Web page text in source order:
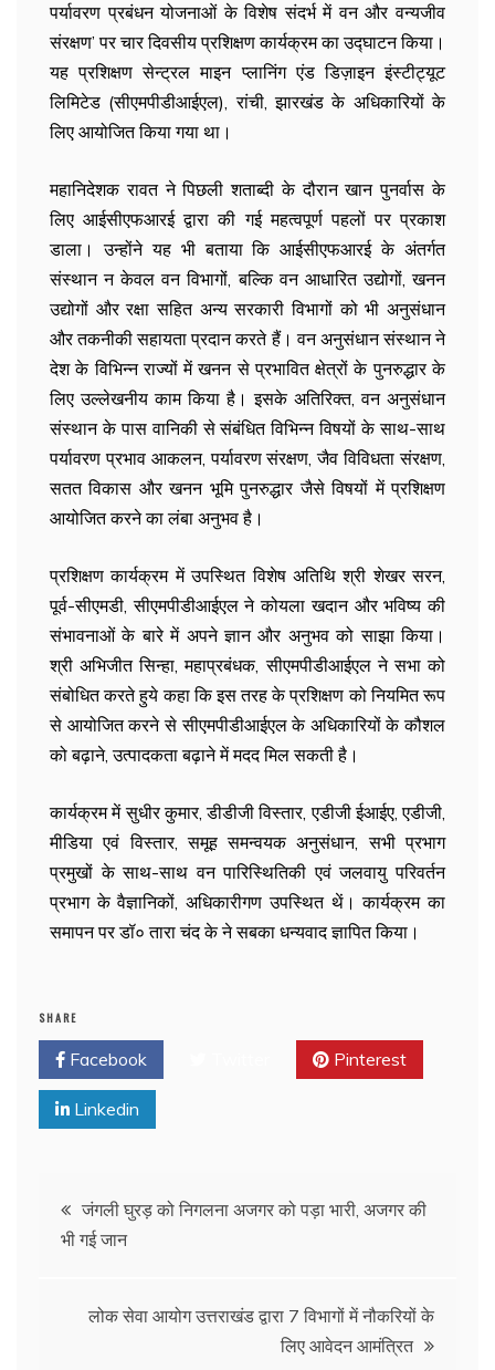
पर्यावरण प्रबंधन योजनाओं के विशेष संदर्भ में वन और वन्यजीव
संरक्षण’ पर चार दिवसीय प्रशिक्षण कार्यक्रम का उद्घाटन किया।
यह प्रशिक्षण सेन्ट्रल माइन प्लानिंग एंड डिज़ाइन इंस्टीट्यूट
लिमिटेड (सीएमपीडीआईएल), रांची, झारखंड के अधिकारियों के
लिए आयोजित किया गया था।
महानिदेशक रावत ने पिछली शताब्दी के दौरान खान पुनर्वास के
लिए आईसीएफआरई द्वारा की गई महत्वपूर्ण पहलों पर प्रकाश
डाला। उन्होंने यह भी बताया कि आईसीएफआरई के अंतर्गत
संस्थान न केवल वन विभागों, बल्कि वन आधारित उद्योगों, खनन
उद्योगों और रक्षा सहित अन्य सरकारी विभागों को भी अनुसंधान
और तकनीकी सहायता प्रदान करते हैं। वन अनुसंधान संस्थान ने
देश के विभिन्न राज्यों में खनन से प्रभावित क्षेत्रों के पुनरुद्धार के
लिए उल्लेखनीय काम किया है। इसके अतिरिक्त, वन अनुसंधान
संस्थान के पास वानिकी से संबंधित विभिन्न विषयों के साथ-साथ
पर्यावरण प्रभाव आकलन, पर्यावरण संरक्षण, जैव विविधता संरक्षण,
सतत विकास और खनन भूमि पुनरुद्धार जैसे विषयों में प्रशिक्षण
आयोजित करने का लंबा अनुभव है।
प्रशिक्षण कार्यक्रम में उपस्थित विशेष अतिथि श्री शेखर सरन,
पूर्व-सीएमडी, सीएमपीडीआईएल ने कोयला खदान और भविष्य की
संभावनाओं के बारे में अपने ज्ञान और अनुभव को साझा किया।
श्री अभिजीत सिन्हा, महाप्रबंधक, सीएमपीडीआईएल ने सभा को
संबोधित करते हुये कहा कि इस तरह के प्रशिक्षण को नियमित रूप
से आयोजित करने से सीएमपीडीआईएल के अधिकारियों के कौशल
को बढ़ाने, उत्पादकता बढ़ाने में मदद मिल सकती है।
कार्यक्रम में सुधीर कुमार, डीडीजी विस्तार, एडीजी ईआईए, एडीजी,
मीडिया एवं विस्तार, समूह समन्वयक अनुसंधान, सभी प्रभाग
प्रमुखों के साथ-साथ वन पारिस्थितिकी एवं जलवायु परिवर्तन
प्रभाग के वैज्ञानिकों, अधिकारीगण उपस्थित थें। कार्यक्रम का
समापन पर डॉ० तारा चंद के ने सबका धन्यवाद ज्ञापित किया।
SHARE
Facebook Pinterest
Linkedin
जंगली घुरड़ को निगलना अजगर को पड़ा भारी, अजगर की
भी गई जान
लोक सेवा आयोग उत्तराखंड द्वारा 7 विभागों में नौकरियों के
लिए आवेदन आमंत्रित